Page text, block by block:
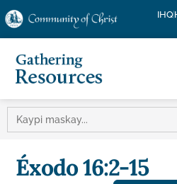
IHQ
Éxodo 16:2-15